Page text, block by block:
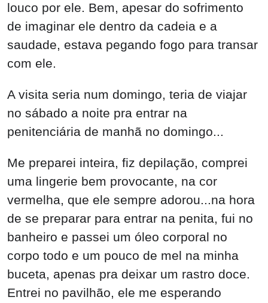
louco por ele. Bem, apesar do sofrimento
de imaginar ele dentro da cadeia e a
saudade, estava pegando fogo para transar
com ele.
A visita seria num domingo, teria de viajar
no sábado a noite pra entrar na
penitenciária de manhã no domingo...
Me preparei inteira, fiz depilação, comprei
uma lingerie bem provocante, na cor
vermelha, que ele sempre adorou...na hora
de se preparar para entrar na penita, fui no
banheiro e passei um óleo corporal no
corpo todo e um pouco de mel na minha
buceta, apenas pra deixar um rastro doce.
Entrei no pavilhão, ele me esperando